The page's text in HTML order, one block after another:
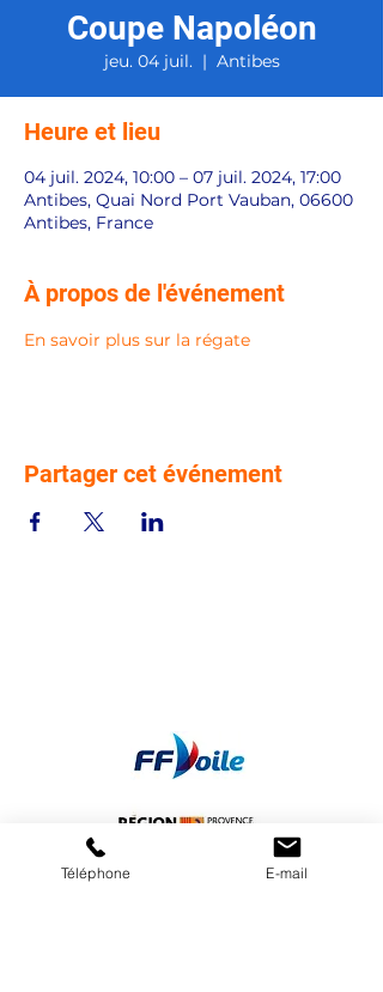
Coupe Napoléon
jeu. 04 juil.
  |
Antibes
Heure et lieu
04 juil. 2024, 10:00 – 07 juil. 2024, 17:00
Antibes, Quai Nord Port Vauban, 06600
Antibes, France
À propos de l'événement
En savoir plus sur la régate
Partager cet événement
Téléphone E-mail